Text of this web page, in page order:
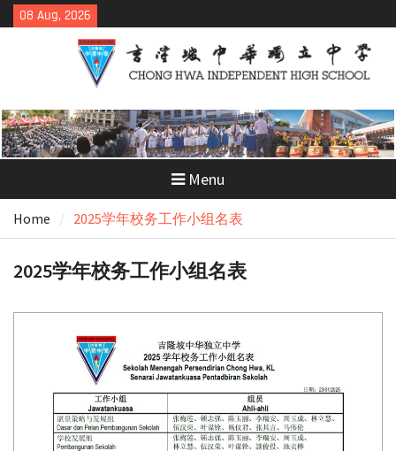
Skip
to
08 Aug, 2026
Menu
Home 2025学年校务工作小组名表
2025学年校务工作小组名表